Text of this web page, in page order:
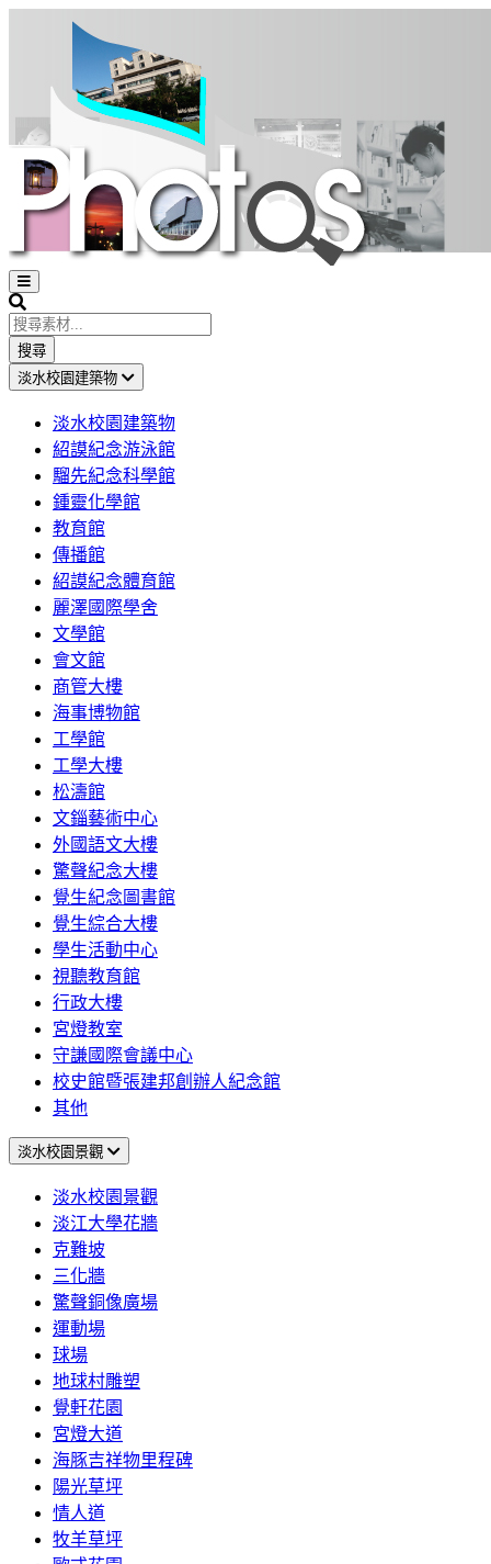
Open
sidebar
Search
搜尋
淡水校園建築物
淡水校園建築物
紹謨紀念游泳館
騮先紀念科學館
鍾靈化學館
教育館
傳播館
紹謨紀念體育館
麗澤國際學舍
文學館
會文館
商管大樓
海事博物館
工學館
工學大樓
松濤館
文錙藝術中心
外國語文大樓
驚聲紀念大樓
覺生紀念圖書館
覺生綜合大樓
學生活動中心
視聽教育館
行政大樓
宮燈教室
守謙國際會議中心
校史館暨張建邦創辦人紀念館
其他
淡水校園景觀
淡水校園景觀
淡江大學花牆
克難坡
三化牆
驚聲銅像廣場
運動場
球場
地球村雕塑
覺軒花園
宮燈大道
海豚吉祥物里程碑
陽光草坪
情人道
牧羊草坪